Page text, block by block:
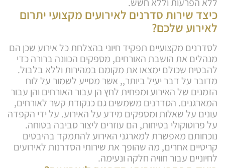
כיצד שירות סדרנים לאירועים מקצועי יתרום
לאירוע שלכם?
לסדרנים מקצועיים תפקיד חיוני בהצלחת כל אירוע שכן הם
מנהלים את הושבת האורחים, מספקים הכוונה ברורה כדי
להבטיח שכולם ימצאו את מקומם במהירות וללא בלבול.
מדובר על דבר יעיל ביותר,, אשר מסייע לשמור על לוח
הזמנים של האירוע ומפחית לחץ הן עבור האורחים והן עבור
המארגנים. הסדרנים משמשים גם כנקודת קשר לאורחים,
עונים על שאלות ומספקים מידע על האירוע. על ידי הקפדה
על פרוטוקולי בטיחות, הם עוזרים ליצור סביבה בטוחה.
נוכחותם מאפשרת למארגני האירוע להתמקד בהיבטים
קריטיים אחרים, מה שהופך את שירותי הסדרנות לאירועים
לחיוניים עבור חוויה חלקה ונעימה.